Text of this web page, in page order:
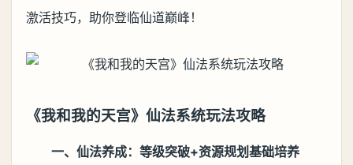
激活技巧，助你登临仙道巅峰！
《我和我的天宫》仙法系统玩法攻略
一、仙法养成：等级突破+资源规划基础培养